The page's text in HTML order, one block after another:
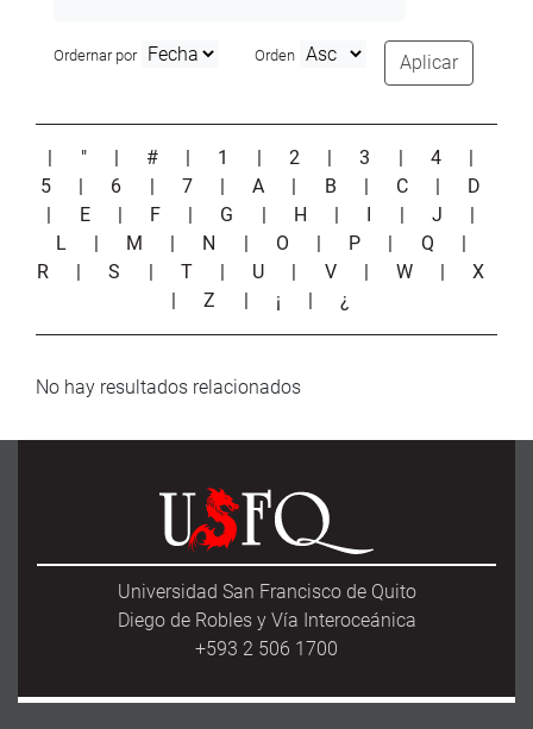
Ordernar por Orden Aplicar
| " | # | 1 | 2 |3 | 4
|
5
| 6 | 7 |A | B | C | D
| E | F | G | H | I | J
|
L
| M | N | O | P | Q
|
R
|S | T | U | V |W |X
|Z | ¡ |¿
No hay resultados relacionados
Universidad San Francisco de Quito
Diego de Robles y Vía Interoceánica
+593 2 506 1700